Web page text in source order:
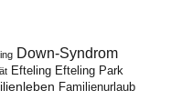
Down-Syndrom
Efteling Efteling Park
Familienurlaub